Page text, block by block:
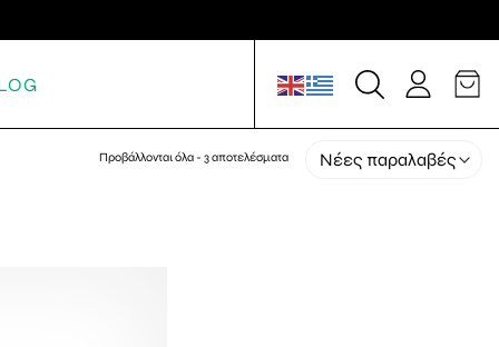
Προβάλλονται όλα - 3 αποτελέσματα